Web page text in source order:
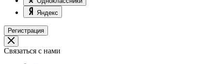
Яндекс
Регистрация
Связаться с нами